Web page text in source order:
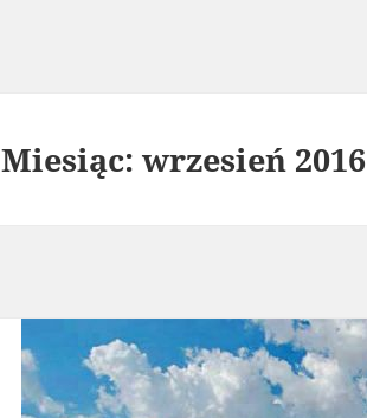
Miesiąc:wrzesień 2016